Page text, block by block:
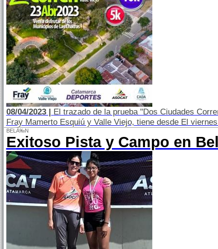
08/04/2023 | El trazado de la prueba "Dos Ciudades
Fray Mamerto Esquiú y Valle Viejo, tiene desde El
BELÃ‰N
Exitoso Pista y Campo en